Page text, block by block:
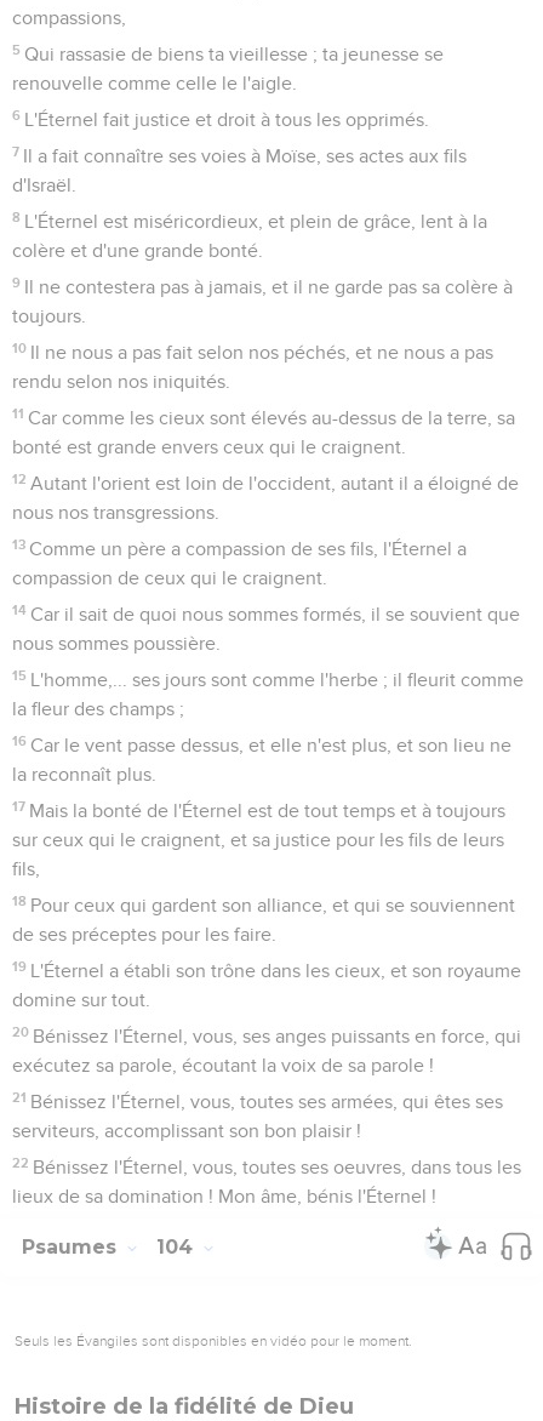
compassions,
5 Qui rassasie de biens ta vieillesse ; ta jeunesse se
renouvelle comme celle le l'aigle.
6 L'Éternel fait justice et droit à tous les opprimés.
7 Il a fait connaître ses voies à Moïse, ses actes aux fils
d'Israël.
8 L'Éternel est miséricordieux, et plein de grâce, lent à la
colère et d'une grande bonté.
9 Il ne contestera pas à jamais, et il ne garde pas sa colère à
toujours.
10 Il ne nous a pas fait selon nos péchés, et ne nous a pas
rendu selon nos iniquités.
11 Car comme les cieux sont élevés au-dessus de la terre, sa
bonté est grande envers ceux qui le craignent.
12 Autant l'orient est loin de l'occident, autant il a éloigné de
nous nos transgressions.
13 Comme un père a compassion de ses fils, l'Éternel a
compassion de ceux qui le craignent.
14 Car il sait de quoi nous sommes formés, il se souvient que
nous sommes poussière.
15 L'homme,... ses jours sont comme l'herbe ; il fleurit comme
la fleur des champs ;
16 Car le vent passe dessus, et elle n'est plus, et son lieu ne
la reconnaît plus.
17 Mais la bonté de l'Éternel est de tout temps et à toujours
sur ceux qui le craignent, et sa justice pour les fils de leurs
fils,
18 Pour ceux qui gardent son alliance, et qui se souviennent
de ses préceptes pour les faire.
19 L'Éternel a établi son trône dans les cieux, et son royaume
domine sur tout.
20 Bénissez l'Éternel, vous, ses anges puissants en force, qui
exécutez sa parole, écoutant la voix de sa parole !
21 Bénissez l'Éternel, vous, toutes ses armées, qui êtes ses
serviteurs, accomplissant son bon plaisir !
22 Bénissez l'Éternel, vous, toutes ses oeuvres, dans tous les
lieux de sa domination ! Mon âme, bénis l'Éternel !
Psaumes 104
Seuls les Évangiles sont disponibles en vidéo pour le moment.
Histoire de la fidélité de Dieu